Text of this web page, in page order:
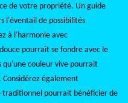
de votre propriété. Un guide
l'éventail de possibilités
à l'harmonie avec
pourrait se fondre avec le
qu'une couleur vive pourrait
également
traditionnel pourrait bénéficier de